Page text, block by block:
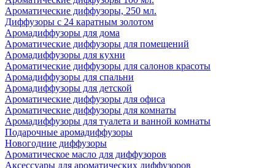
Ароматические диффузоры, 250 мл.
Диффузоры с 24 каратным золотом
Аромадиффузоры для дома
Ароматические диффузоры для помещений
Аромадиффузоры для кухни
Ароматические диффузоры для салонов красоты
Аромадиффузоры для спальни
Аромадиффузоры для детской
Ароматические диффузоры для офиса
Ароматические диффузоры для комнаты
Аромадиффузоры для туалета и ванной комнаты
Подарочные аромадиффузоры
Новогодние диффузоры
Ароматическое масло для диффузоров
Аксессуары для ароматических диффузоров